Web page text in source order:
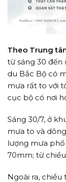
Theo Trung
từ sáng 30 đến
du Bắc Bộ có
mưa rất to với
cục bộ có nơi
Sáng 30/7, ở
mưa to và
lượng mưa
70mm; từ
Ngoài ra, chiều